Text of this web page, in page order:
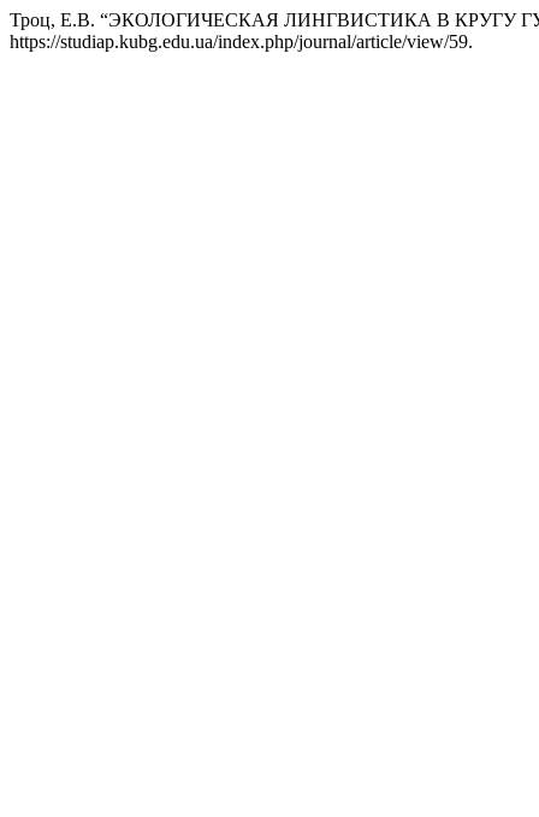
Троц, Е.В. “ЭКОЛОГИЧЕСКАЯ ЛИНГВИСТИКА В КРУГУ
https://studiap.kubg.edu.ua/index.php/journal/article/view/59.